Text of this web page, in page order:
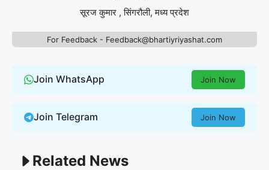
सूरज कुमार , सिंगरौली, मध्य प्रदेश
For Feedback - Feedback@bhartiyriyashat.com
Join WhatsApp Join Now
Join Telegram Join Now
Related News